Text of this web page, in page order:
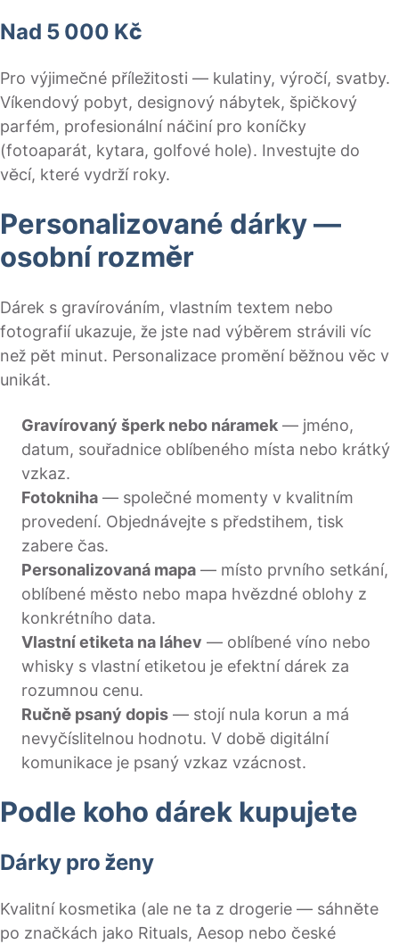
Nad 5 000 Kč
Pro výjimečné příležitosti — kulatiny, výročí, svatby.
Víkendový pobyt, designový nábytek, špičkový
parfém, profesionální náčiní pro koníčky
(fotoaparát, kytara, golfové hole). Investujte do
věcí, které vydrží roky.
Personalizované dárky —
osobní rozměr
Dárek s gravírováním, vlastním textem nebo
fotografií ukazuje, že jste nad výběrem strávili víc
než pět minut. Personalizace promění běžnou věc v
unikát.
Gravírovaný šperk nebo náramek — jméno,
datum, souřadnice oblíbeného místa nebo krátký
vzkaz.
Fotokniha — společné momenty v kvalitním
provedení. Objednávejte s předstihem, tisk
zabere čas.
Personalizovaná mapa — místo prvního setkání,
oblíbené město nebo mapa hvězdné oblohy z
konkrétního data.
Vlastní etiketa na láhev — oblíbené víno nebo
whisky s vlastní etiketou je efektní dárek za
rozumnou cenu.
Ručně psaný dopis — stojí nula korun a má
nevyčíslitelnou hodnotu. V době digitální
komunikace je psaný vzkaz vzácnost.
Podle koho dárek kupujete
Dárky pro ženy
Kvalitní kosmetika (ale ne ta z drogerie — sáhněte
po značkách jako Rituals, Aesop nebo české